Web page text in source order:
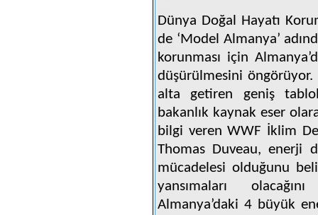
Dünya Doğal Hayatı
de ‘Model Almanya’
korunması için
düşürülmesini
alta getiren geniş
bakanlık kaynak eser
bilgi veren WWF İklim
Thomas Duveau, enerji
mücadelesi olduğunu
yansımaları
Almanya’daki 4 büyük